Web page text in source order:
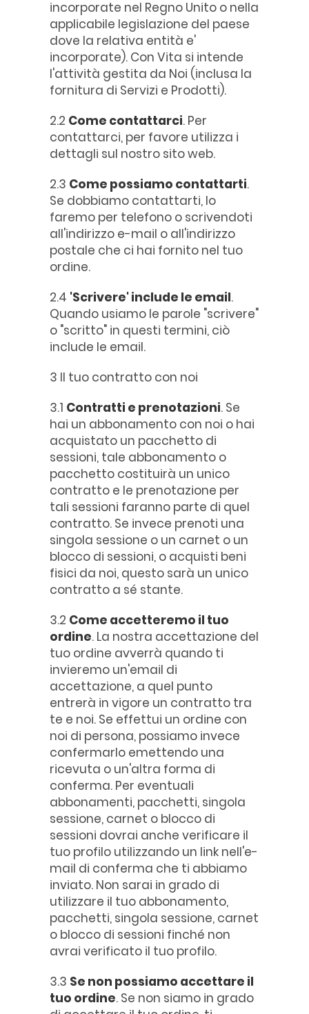
incorporate nel Regno Unito o nella
applicabile legislazione del paese
dove la relativa entità e'
incorporate). Con Vita si intende
l'attività gestita da Noi (inclusa la
fornitura di Servizi e Prodotti).
2.2 Come contattarci. Per
contattarci, per favore utilizza i
dettagli sul nostro sito web.
2.3 Come possiamo contattarti.
Se dobbiamo contattarti, lo
faremo per telefono o scrivendoti
all'indirizzo e-mail o all'indirizzo
postale che ci hai fornito nel tuo
ordine.
2.4 'Scrivere' include le email.
Quando usiamo le parole "scrivere"
o "scritto" in questi termini, ciò
include le email.
3 Il tuo contratto con noi
3.1 Contratti e prenotazioni. Se
hai un abbonamento con noi o hai
acquistato un pacchetto di
sessioni, tale abbonamento o
pacchetto costituirà un unico
contratto e le prenotazione per
tali sessioni faranno parte di quel
contratto. Se invece prenoti una
singola sessione o un carnet o un
blocco di sessioni, o acquisti beni
fisici da noi, questo sarà un unico
contratto a sé stante.
3.2 Come accetteremo il tuo
ordine. La nostra accettazione del
tuo ordine avverrà quando ti
invieremo un'email di
accettazione, a quel punto
entrerà in vigore un contratto tra
te e noi. Se effettui un ordine con
noi di persona, possiamo invece
confermarlo emettendo una
ricevuta o un'altra forma di
conferma. Per eventuali
abbonamenti, pacchetti, singola
sessione, carnet o blocco di
sessioni dovrai anche verificare il
tuo profilo utilizzando un link nell'e-
mail di conferma che ti abbiamo
inviato. Non sarai in grado di
utilizzare il tuo abbonamento,
pacchetti, singola sessione, carnet
o blocco di sessioni finché non
avrai verificato il tuo profilo.
3.3 Se non possiamo accettare il
tuo ordine. Se non siamo in grado